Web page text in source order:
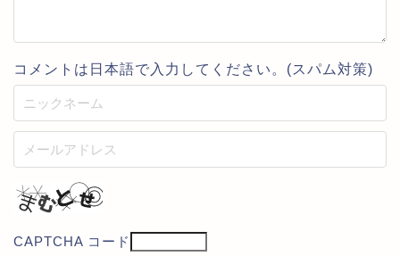
コメントは日本語で入力してください。(スパム対策)
CAPTCHA コード